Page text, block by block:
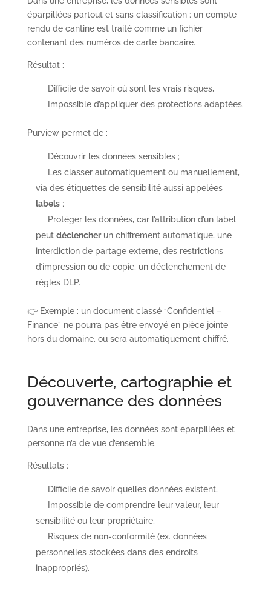
éparpillées partout et sans classification : un compte
rendu de cantine est traité comme un fichier
contenant des numéros de carte bancaire.
Résultat :
Difficile de savoir où sont les vrais risques,
Impossible d’appliquer des protections adaptées.
Purview permet de :
Découvrir les données sensibles ;
Les classer automatiquement ou manuellement,
via des étiquettes de sensibilité aussi appelées
labels;
Protéger les données, car l’attribution d’un label
peut déclencherun chiffrement automatique, une
interdiction de partage externe, des restrictions
d’impression ou de copie, un déclenchement de
règles DLP.
👉 Exemple : un document classé “Confidentiel –
Finance” ne pourra pas être envoyé en pièce jointe
hors du domaine, ou sera automatiquement chiffré.
Découverte, cartographie et
gouvernance des données
Dans une entreprise, les données sont éparpillées et
personne n’a de vue d’ensemble.
Résultats :
Difficile de savoir quelles données existent,
Impossible de comprendre leur valeur, leur
sensibilité ou leur propriétaire,
Risques de non-conformité (ex. données
personnelles stockées dans des endroits
inappropriés).